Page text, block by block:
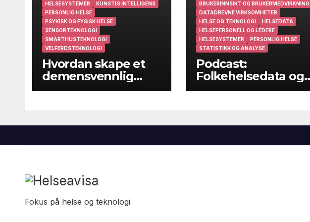
HELSESYSTEMER
KUNSTIG INTELLIGENS
PERSONLIG HELSE
PSYKISK OG FYSISK HELSE
SENSORTEKNOLOGI
SMARTHUSTEKNOLOGI
VELFERDSTEKNOLOGI
Hvordan skape et
demensvennlig
samfunn?
BRUKERINNSIKT OG BRUKERMEDVIRKNING
DATADREVNE VIRKSOMHETER
HELSE OG TEKNOLOGI
HELSEDATA
HELSEPERSONELL OG LEDERE
HELSESYSTEMER
PERSONLIG HELSE
STATISTIKK OG ANALYSE
Podcast:
Folkehelsedata og
folkehelsearbeid i
Fokus på helse og teknologi